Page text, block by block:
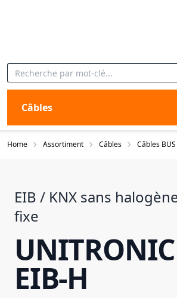
Câbles
Home Assortiment Câbles Câbles BUS
EIB / KNX sans
fixe
EIB-H